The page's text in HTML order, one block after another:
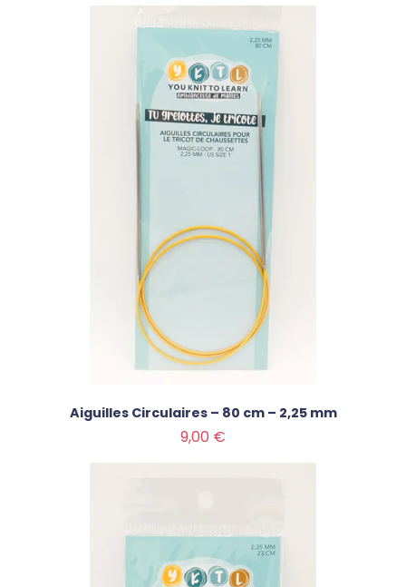
Aiguilles Circulaires – 80 cm – 2,25 mm
9,00 €